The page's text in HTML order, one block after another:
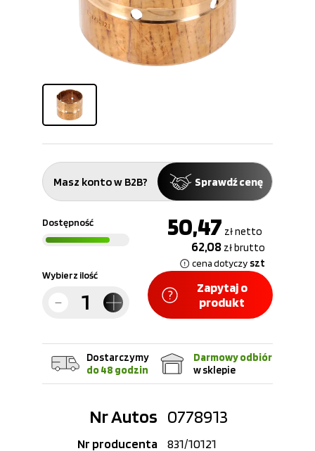
Masz konto w B2B? Sprawdź cenę
Dostępność 50,47 złnetto
62,08 złbrutto
cena dotyczy szt
Wybierz ilość
Zapytaj o
produkt
Dostarczymy
do 48 godzin
Darmowy odbiór
w sklepie
Nr Autos 0778913
Nr producenta
831/10121